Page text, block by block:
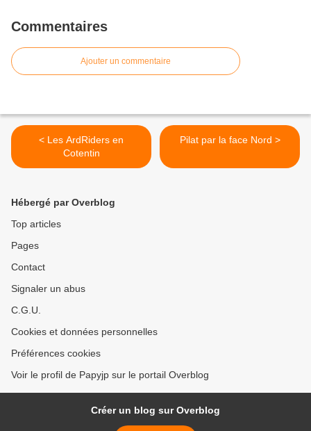
Commentaires
Ajouter un commentaire
< Les ArdRiders en
Cotentin
Pilat par la face Nord >
Hébergé par Overblog
Top articles
Pages
Contact
Signaler un abus
C.G.U.
Cookies et données personnelles
Préférences cookies
Voir le profil de Papyjp sur le portail Overblog
Créer un blog sur Overblog